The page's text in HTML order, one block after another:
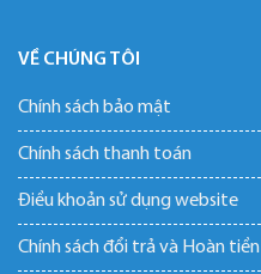
VỀ CHÚNG TÔI
Chính sách bảo mật
Chính sách thanh toán
Điều khoản sử dụng website
Chính sách đổi trả và Hoàn tiền